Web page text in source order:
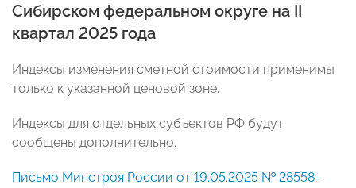
Сибирском федеральном округе на II
квартал 2025 года
Индексы изменения сметной стоимости применимы
только к указанной ценовой зоне.
Индексы для отдельных субъектов РФ будут
сообщены дополнительно.
Письмо Минстроя России от 19.05.2025 № 28558-